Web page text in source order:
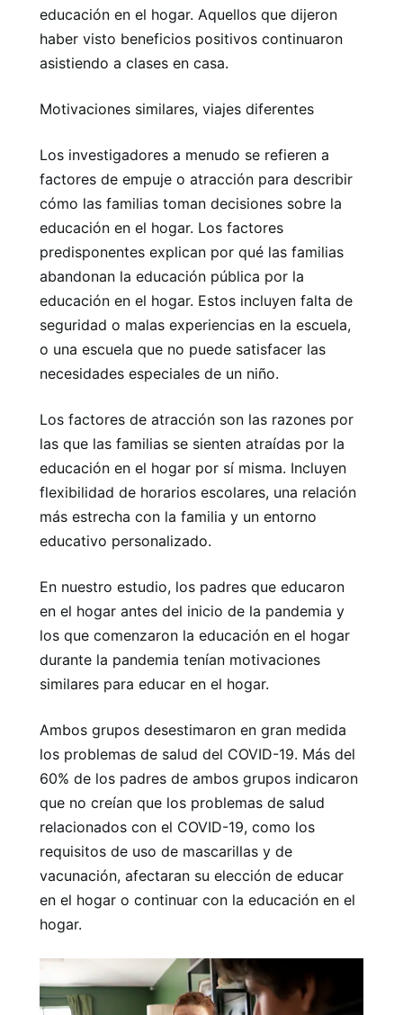
educación en el hogar. Aquellos que dijeron
haber visto beneficios positivos continuaron
asistiendo a clases en casa.
Motivaciones similares, viajes diferentes
Los investigadores a menudo se refieren a
factores de empuje o atracción para describir
cómo las familias toman decisiones sobre la
educación en el hogar. Los factores
predisponentes explican por qué las familias
abandonan la educación pública por la
educación en el hogar. Estos incluyen falta de
seguridad o malas experiencias en la escuela,
o una escuela que no puede satisfacer las
necesidades especiales de un niño.
Los factores de atracción son las razones por
las que las familias se sienten atraídas por la
educación en el hogar por sí misma. Incluyen
flexibilidad de horarios escolares, una relación
más estrecha con la familia y un entorno
educativo personalizado.
En nuestro estudio, los padres que educaron
en el hogar antes del inicio de la pandemia y
los que comenzaron la educación en el hogar
durante la pandemia tenían motivaciones
similares para educar en el hogar.
Ambos grupos desestimaron en gran medida
los problemas de salud del COVID-19. Más del
60% de los padres de ambos grupos indicaron
que no creían que los problemas de salud
relacionados con el COVID-19, como los
requisitos de uso de mascarillas y de
vacunación, afectaran su elección de educar
en el hogar o continuar con la educación en el
hogar.